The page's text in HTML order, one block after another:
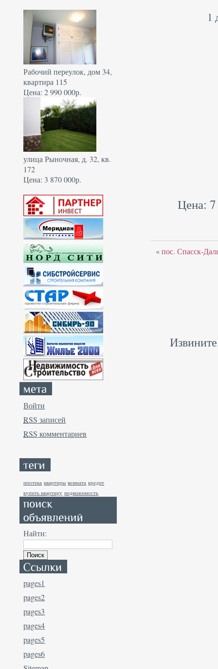
Рабочий переулок, дом 34,
квартира 115
Цена: 2 990 000р.
улица Рыночная, д. 32, кв.
172
Цена: 3 870 000р.
Войти
RSS записей
RSS комментариев
ипотека квартиры комната кредит
купить квартиру недвижимость
Найти:
pages1
pages2
pages3
pages4
pages5
pages6
1
Цена:
«пос. Спасск-